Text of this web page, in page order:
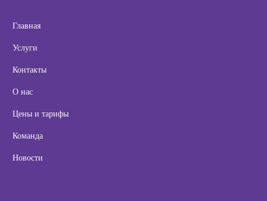
Главная
Услуги
Контакты
О нас
Цены и тарифы
Команда
Новости